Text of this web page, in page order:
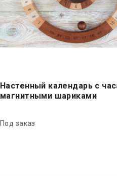
Настенный календарь с
магнитными шариками
Под заказ